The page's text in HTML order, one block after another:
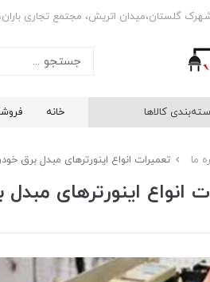
گلستان،میدان اتریش، مجتمع تجاری
کالاها خانه
ما تعمیرات انواع اینورترهای مبدل برق
انواع اینورترهای